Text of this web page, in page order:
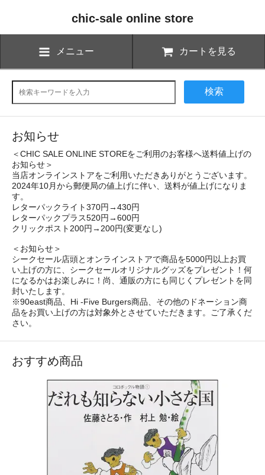
chic-sale online store
メニュー カートを見る
検索
お知らせ
＜CHIC SALE ONLINE STOREをご利用のお客様へ送料値上げの
お知らせ＞
当店オンラインストアをご利用いただきありがとうございます。
2024年10月から郵便局の値上げに伴い、送料が値上げになりま
す。
レターパックライト370円→430円
レターパックプラス520円→600円
クリックポスト200円→200円(変更なし)
＜お知らせ＞
シークセール店頭とオンラインストアで商品を5000円以上お買
い上げの方に、シークセールオリジナルグッズをプレゼント！何
になるかはお楽しみに！尚、通販の方にも同じくプレゼントを同
封いたします。
※90east商品、Hi -Five Burgers商品、その他のドネーション商
品をお買い上げの方は対象外とさせていただきます。ご了承くだ
さい。
おすすめ商品